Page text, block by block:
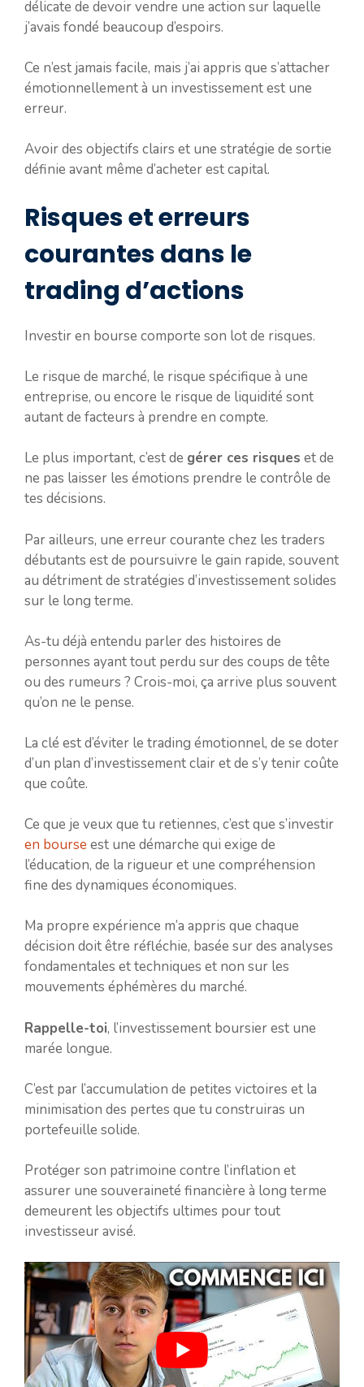
délicate de devoir vendre une action sur laquelle
j’avais fondé beaucoup d’espoirs.
Ce n’est jamais facile, mais j’ai appris que s’attacher
émotionnellement à un investissement est une
erreur.
Avoir des objectifs clairs et une stratégie de sortie
définie avant même d’acheter est capital.
Risques et erreurs
courantes dans le
trading d’actions
Investir en bourse comporte son lot de risques.
Le risque de marché, le risque spécifique à une
entreprise, ou encore le risque de liquidité sont
autant de facteurs à prendre en compte.
Le plus important, c’est de gérer ces risques et de
ne pas laisser les émotions prendre le contrôle de
tes décisions.
Par ailleurs, une erreur courante chez les traders
débutants est de poursuivre le gain rapide, souvent
au détriment de stratégies d’investissement solides
sur le long terme.
As-tu déjà entendu parler des histoires de
personnes ayant tout perdu sur des coups de tête
ou des rumeurs ? Crois-moi, ça arrive plus souvent
qu’on ne le pense.
La clé est d’éviter le trading émotionnel, de se doter
d’un plan d’investissement clair et de s’y tenir coûte
que coûte.
Ce que je veux que tu retiennes, c’est que s’investir
en bourse est une démarche qui exige de
l’éducation, de la rigueur et une compréhension
fine des dynamiques économiques.
Ma propre expérience m’a appris que chaque
décision doit être réfléchie, basée sur des analyses
fondamentales et techniques et non sur les
mouvements éphémères du marché.
Rappelle-toi, l’investissement boursier est une
marée longue.
C’est par l’accumulation de petites victoires et la
minimisation des pertes que tu construiras un
portefeuille solide.
Protéger son patrimoine contre l’inflation et
assurer une souveraineté financière à long terme
demeurent les objectifs ultimes pour tout
investisseur avisé.